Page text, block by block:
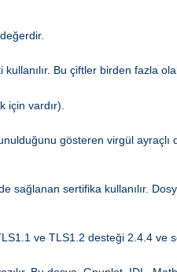
kullanılır. Bu çiftler birden fazla
vardır).
gösteren virgül
sertifika kullanılır.
ve TLS1.2 desteği 2.4.4 ve